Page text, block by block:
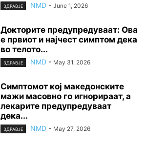
ЗДРАВЈЕ NMD - June 1, 2026
Докторите предупредуваат: Ова
е првиот и најчест симптом дека
во телото...
ЗДРАВЈЕ NMD - May 31, 2026
Симптомот кој македонските
мажи масовно го игнорираат, а
лекарите предупредуваат
дека...
ЗДРАВЈЕ NMD - May 27, 2026